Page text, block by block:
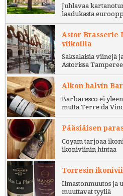
Juhlavaa
laadukasta
Astor Brasserie
viikoilla
Saksalaisia viinejä
Astorissa
Alkon halvin
Barbaresco ei
mutta Terre da
Pääsiäisen
Coyam tarjoaa
ikoniviinin hintaa
Torresin
Ilmastonmuutos ja
muuttavat tyyliä